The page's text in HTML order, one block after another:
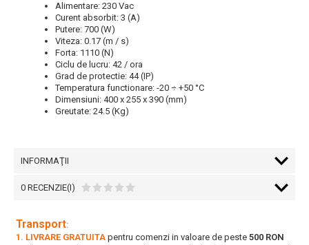
Alimentare: 230 Vac
Curent absorbit: 3 (A)
Putere: 700 (W)
Viteza: 0.17 (m / s)
Forta: 1110 (N)
Ciclu de lucru: 42 / ora
Grad de protectie: 44 (IP)
Temperatura functionare: -20 ÷ +50 °C
Dimensiuni: 400 x 255 x 390 (mm)
Greutate: 24.5 (Kg)
INFORMAŢII
0 RECENZIE(I)
Transport:
1. LIVRARE GRATUITA pentru comenzi in valoare de peste 500 RON